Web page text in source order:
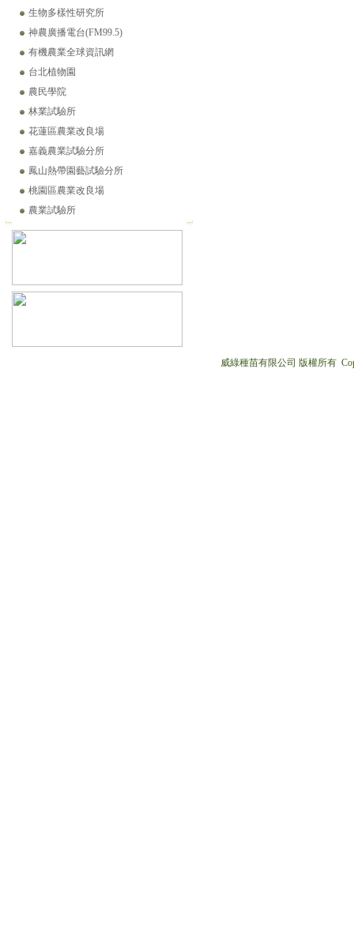
生物多樣性研究所
神農廣播電台(FM99.5)
有機農業全球資訊網
台北植物園
農民學院
林業試驗所
花蓮區農業改良場
嘉義農業試驗分所
鳳山熱帶園藝試驗分所
桃園區農業改良場
農業試驗所
威綠種苗有限公司 版權所有